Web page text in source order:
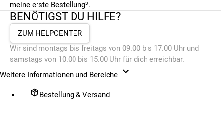
meine erste Bestellung³.
BENÖTIGST DU HILFE?
ZUM HELPCENTER
Wir sind montags bis freitags von 09.00 bis 17.00 Uhr und
samstags von 10.00 bis 15.00 Uhr für dich erreichbar.
Weitere Informationen und Bereiche
Bestellung & Versand